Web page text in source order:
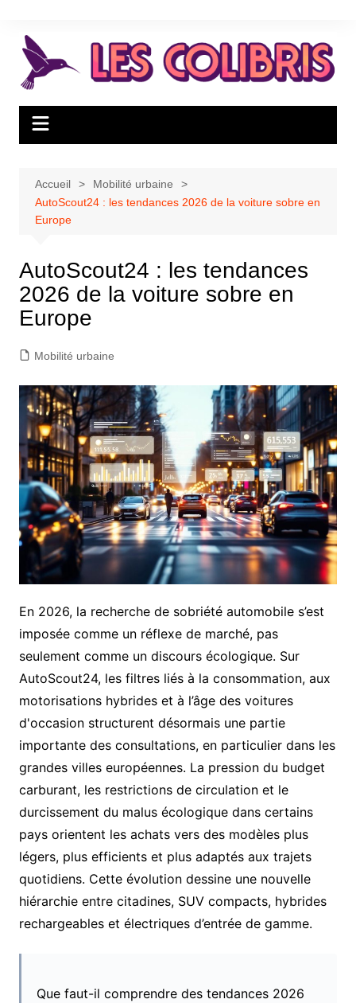
contenu
Accueil
Mobilité urbaine
AutoScout24 : les tendances 2026 de la voiture sobre en
Europe
AutoScout24 : les tendances
2026 de la voiture sobre en
Europe
Mobilité urbaine
En 2026, la recherche de sobriété automobile s’est
imposée comme un réflexe de marché, pas
seulement comme un discours écologique. Sur
AutoScout24, les filtres liés à la consommation, aux
motorisations hybrides et à l’âge des voitures
d'occasion structurent désormais une partie
importante des consultations, en particulier dans les
grandes villes européennes. La pression du budget
carburant, les restrictions de circulation et le
durcissement du malus écologique dans certains
pays orientent les achats vers des modèles plus
légers, plus efficients et plus adaptés aux trajets
quotidiens. Cette évolution dessine une nouvelle
hiérarchie entre citadines, SUV compacts, hybrides
rechargeables et électriques d’entrée de gamme.
Que faut-il comprendre des tendances 2026